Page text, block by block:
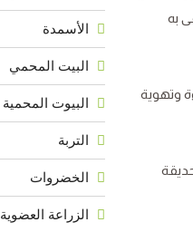
به
وتهوية
الأسمدة
البيت المحمي
البيوت المحمية
التربة
الخضروات
الزراعة العضوية